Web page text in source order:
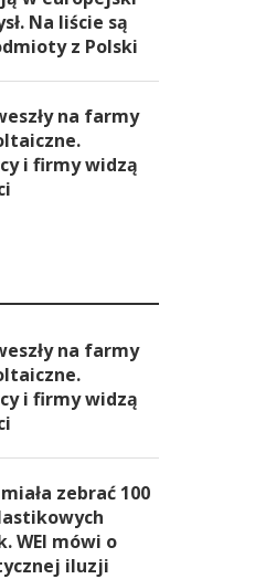
Na liście są
z Polski
na farmy
i firmy widzą
na farmy
i firmy widzą
zebrać 100
WEI mówi o
iluzji